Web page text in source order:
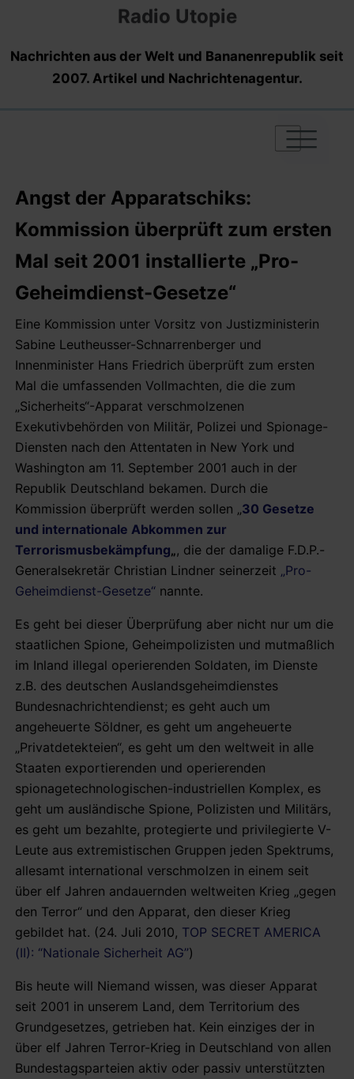
Radio Utopie
Nachrichten aus der Welt und Bananenrepublik seit
2007. Artikel und Nachrichtenagentur.
|
|
|
Angst der Apparatschiks:
Kommission überprüft zum ersten
Mal seit 2001 installierte „Pro-
Geheimdienst-Gesetze“
Eine Kommission unter Vorsitz von Justizministerin
Sabine Leutheusser-Schnarrenberger und
Innenminister Hans Friedrich überprüft zum ersten
Mal die umfassenden Vollmachten, die die zum
„Sicherheits“-Apparat verschmolzenen
Exekutivbehörden von Militär, Polizei und Spionage-
Diensten nach den Attentaten in New York und
Washington am 11. September 2001 auch in der
Republik Deutschland bekamen. Durch die
Kommission überprüft werden sollen „30 Gesetze
und internationale Abkommen zur
Terrorismusbekämpfung„, die der damalige F.D.P.-
Generalsekretär Christian Lindner seinerzeit „Pro-
Geheimdienst-Gesetze“ nannte.
Es geht bei dieser Überprüfung aber nicht nur um die
staatlichen Spione, Geheimpolizisten und mutmaßlich
im Inland illegal operierenden Soldaten, im Dienste
z.B. des deutschen Auslandsgeheimdienstes
Bundesnachrichtendienst; es geht auch um
angeheuerte Söldner, es geht um angeheuerte
„Privatdetekteien“, es geht um den weltweit in alle
Staaten exportierenden und operierenden
spionagetechnologischen-industriellen Komplex, es
geht um ausländische Spione, Polizisten und Militärs,
es geht um bezahlte, protegierte und privilegierte V-
Leute aus extremistischen Gruppen jeden Spektrums,
allesamt international verschmolzen in einem seit
über elf Jahren andauernden weltweiten Krieg „gegen
den Terror“ und den Apparat, den dieser Krieg
gebildet hat. (24. Juli 2010, TOP SECRET AMERICA
(II): “Nationale Sicherheit AG”)
Bis heute will Niemand wissen, was dieser Apparat
seit 2001 in unserem Land, dem Territorium des
Grundgesetzes, getrieben hat. Kein einziges der in
über elf Jahren Terror-Krieg in Deutschland von allen
Bundestagsparteien aktiv oder passiv unterstützten